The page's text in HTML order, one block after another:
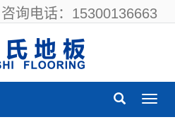
咨询电话：15300136663
导